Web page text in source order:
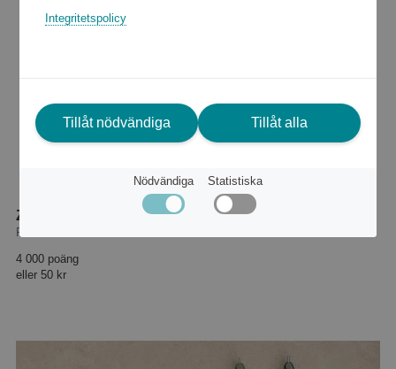
Zupergift
Presentkort
4 000 poäng
eller 50 kr
Integritetspolicy
Tillåt nödvändiga Tillåt alla
Nödvändiga Statistiska